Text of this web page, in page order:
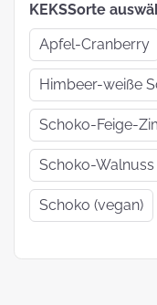
KEKSSorte
Apfel-Cranberry
Himbeer-weiße
Schoko-Feige-
Schoko-Walnuss
Schoko (vegan)